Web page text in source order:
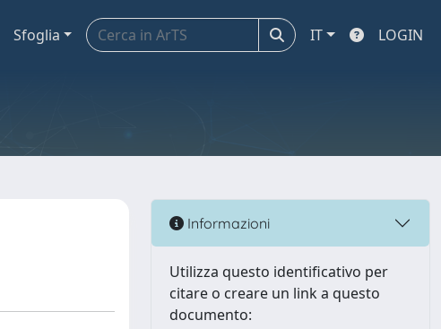
Sfoglia IT LOGIN
Informazioni
Utilizza questo identificativo per
citare o creare un link a questo
documento: